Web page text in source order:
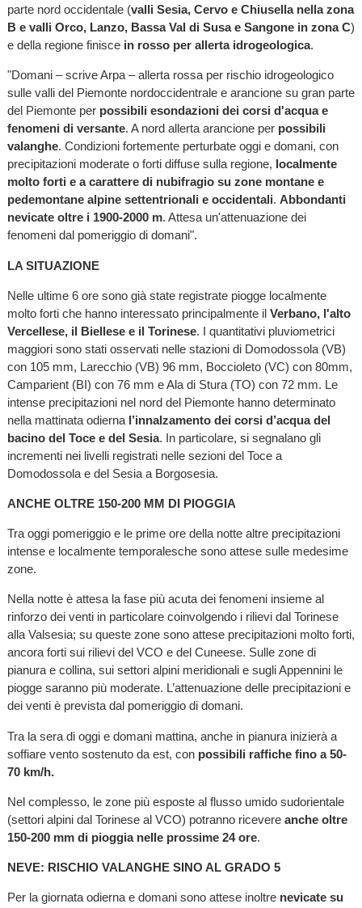
parte nord occidentale (valli Sesia, Cervo e Chiusella nella zona
B e valli Orco, Lanzo, Bassa Val di Susa e Sangone in zona C)
e della regione finisce in rosso per allerta idrogeologica.
"Domani – scrive Arpa – allerta rossa per rischio idrogeologico
sulle valli del Piemonte nordoccidentrale e arancione su gran parte
del Piemonte per possibili esondazioni dei corsi d'acqua e
fenomeni di versante. A nord allerta arancione per possibili
valanghe. Condizioni fortemente perturbate oggi e domani, con
precipitazioni moderate o forti diffuse sulla regione, localmente
molto forti e a carattere di nubifragio su zone montane e
pedemontane alpine settentrionali e occidentali. Abbondanti
nevicate oltre i 1900-2000 m. Attesa un'attenuazione dei
fenomeni dal pomeriggio di domani".
LA SITUAZIONE
Nelle ultime 6 ore sono già state registrate piogge localmente
molto forti che hanno interessato principalmente il Verbano, l'alto
Vercellese, il Biellese e il Torinese. I quantitativi pluviometrici
maggiori sono stati osservati nelle stazioni di Domodossola (VB)
con 105 mm, Larecchio (VB) 96 mm, Boccioleto (VC) con 80mm,
Camparient (BI) con 76 mm e Ala di Stura (TO) con 72 mm. Le
intense precipitazioni nel nord del Piemonte hanno determinato
nella mattinata odierna l’innalzamento dei corsi d’acqua del
bacino del Toce e del Sesia. In particolare, si segnalano gli
incrementi nei livelli registrati nelle sezioni del Toce a
Domodossola e del Sesia a Borgosesia.
ANCHE OLTRE 150-200 MM DI PIOGGIA
Tra oggi pomeriggio e le prime ore della notte altre precipitazioni
intense e localmente temporalesche sono attese sulle medesime
zone.
Nella notte è attesa la fase più acuta dei fenomeni insieme al
rinforzo dei venti in particolare coinvolgendo i rilievi dal Torinese
alla Valsesia; su queste zone sono attese precipitazioni molto forti,
ancora forti sui rilievi del VCO e del Cuneese. Sulle zone di
pianura e collina, sui settori alpini meridionali e sugli Appennini le
piogge saranno più moderate. L’attenuazione delle precipitazioni e
dei venti è prevista dal pomeriggio di domani.
Tra la sera di oggi e domani mattina, anche in pianura inizierà a
soffiare vento sostenuto da est, con possibili raffiche fino a 50-
70 km/h.
Nel complesso, le zone più esposte al flusso umido sudorientale
(settori alpini dal Torinese al VCO) potranno ricevere anche oltre
150-200 mm di pioggia nelle prossime 24 ore.
NEVE: RISCHIO VALANGHE SINO AL GRADO 5
Per la giornata odierna e domani sono attese inoltre nevicate su